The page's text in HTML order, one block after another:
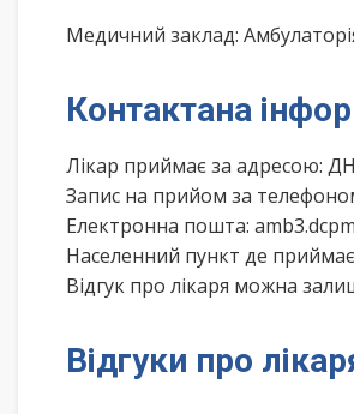
Медичний заклад:
Контактана
Лікар приймає за адресою:
Запис на прийом за
Електронна пошта:
Населенний пункт де
Відгук про лікаря можна
Відгуки про